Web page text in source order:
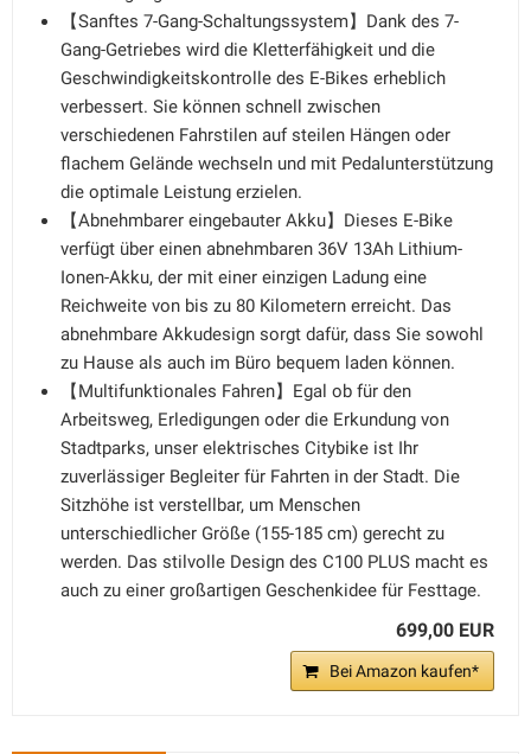
【Sanftes 7-Gang-Schaltungssystem】Dank des 7-
Gang-Getriebes wird die Kletterfähigkeit und die
Geschwindigkeitskontrolle des E-Bikes erheblich
verbessert. Sie können schnell zwischen
verschiedenen Fahrstilen auf steilen Hängen oder
flachem Gelände wechseln und mit Pedalunterstützung
die optimale Leistung erzielen.
【Abnehmbarer eingebauter Akku】Dieses E-Bike
verfügt über einen abnehmbaren 36V 13Ah Lithium-
Ionen-Akku, der mit einer einzigen Ladung eine
Reichweite von bis zu 80 Kilometern erreicht. Das
abnehmbare Akkudesign sorgt dafür, dass Sie sowohl
zu Hause als auch im Büro bequem laden können.
【Multifunktionales Fahren】Egal ob für den
Arbeitsweg, Erledigungen oder die Erkundung von
Stadtparks, unser elektrisches Citybike ist Ihr
zuverlässiger Begleiter für Fahrten in der Stadt. Die
Sitzhöhe ist verstellbar, um Menschen
unterschiedlicher Größe (155-185 cm) gerecht zu
werden. Das stilvolle Design des C100 PLUS macht es
auch zu einer großartigen Geschenkidee für Festtage.
699,00 EUR
Bei Amazon kaufen*